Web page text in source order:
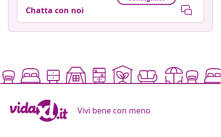
Chatta con noi
Vivi bene con meno